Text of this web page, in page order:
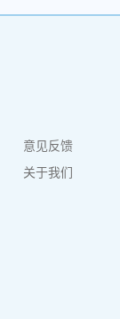
意见反馈
关于我们